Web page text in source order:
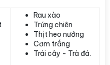
Rau xào
Trứng chiên
Thịt heo nướng
Cơm trắng
Trái cây - Trà đá.